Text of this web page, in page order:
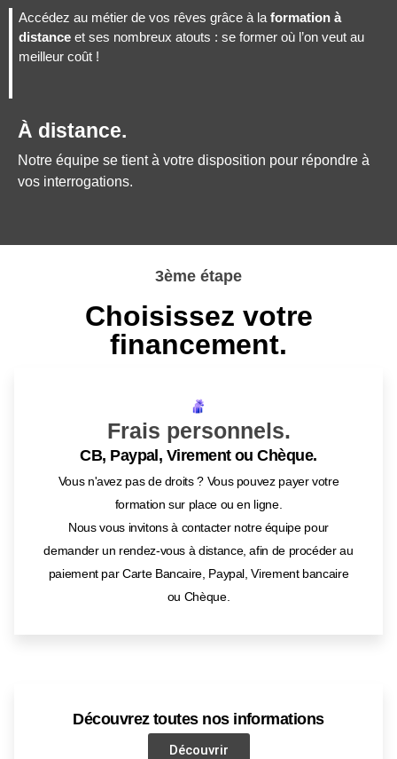
Accédez au métier de vos rêves grâce à la formation à
distance et ses nombreux atouts : se former où l’on veut au
meilleur coût !
À distance.
Notre équipe se tient à votre disposition pour répondre à
vos interrogations.
3ème étape
Choisissez votre
financement.
Frais personnels.
CB, Paypal, Virement ou Chèque.
Vous n'avez pas de droits ? Vous pouvez payer votre
formation sur place ou en ligne.
Nous vous invitons à contacter notre équipe pour
demander un rendez-vous à distance, afin de procéder au
paiement par Carte Bancaire, Paypal, Virement bancaire
ou Chèque.
Découvrez toutes nos informations
Découvrir